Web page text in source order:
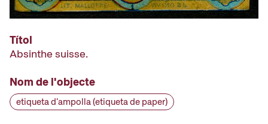
Títol
Absinthe suisse.
Nom de l'objecte
etiqueta d'ampolla (etiqueta de paper)